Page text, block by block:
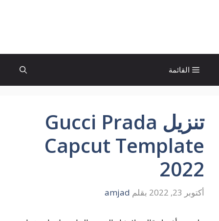
القائمة
تنزيل Gucci Prada
Capcut Template
2022
أكتوبر 23, 2022 بقلم amjad